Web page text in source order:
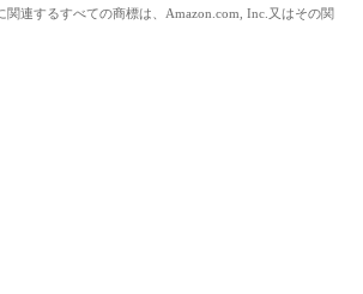
連するすべての商標は、Amazon.com, Inc.又はその関